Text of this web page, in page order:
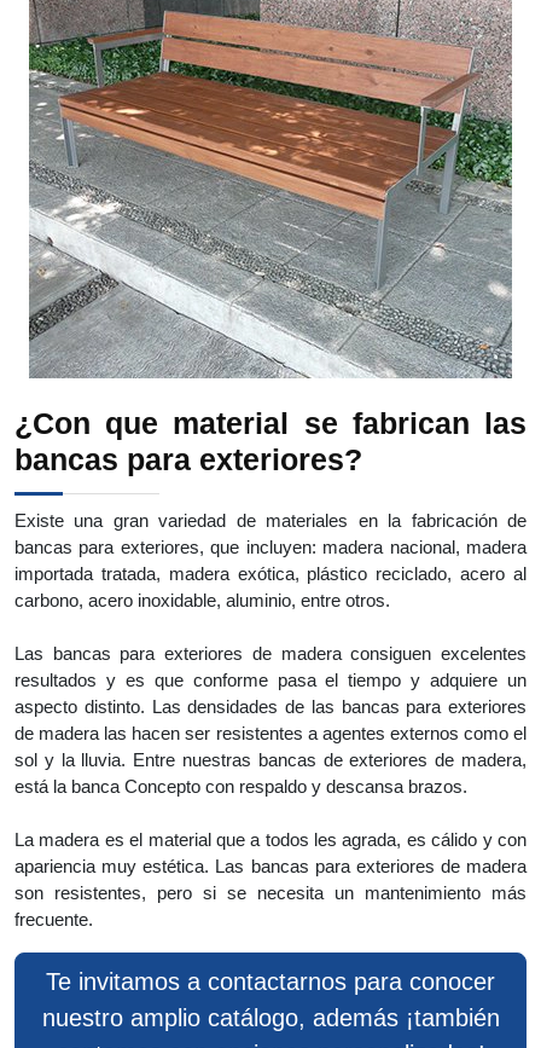
¿Con que material se fabrican las
bancas para exteriores?
Existe una gran variedad de materiales en la fabricación de
bancas para exteriores, que incluyen: madera nacional, madera
importada tratada, madera exótica, plástico reciclado, acero al
carbono, acero inoxidable, aluminio, entre otros.
Las bancas para exteriores de madera consiguen excelentes
resultados y es que conforme pasa el tiempo y adquiere un
aspecto distinto. Las densidades de las bancas para exteriores
de madera las hacen ser resistentes a agentes externos como el
sol y la lluvia. Entre nuestras bancas de exteriores de madera,
está la banca Concepto con respaldo y descansa brazos.
La madera es el material que a todos les agrada, es cálido y con
apariencia muy estética. Las bancas para exteriores de madera
son resistentes, pero si se necesita un mantenimiento más
frecuente.
Te invitamos a contactarnos para conocer
nuestro amplio catálogo, además ¡también